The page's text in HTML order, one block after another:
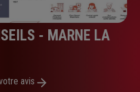
- MARNE LA
avis